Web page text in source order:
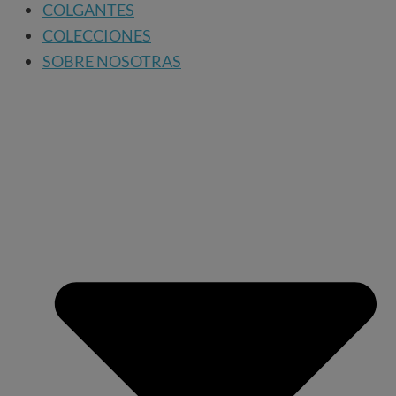
COLGANTES
COLECCIONES
SOBRE NOSOTRAS